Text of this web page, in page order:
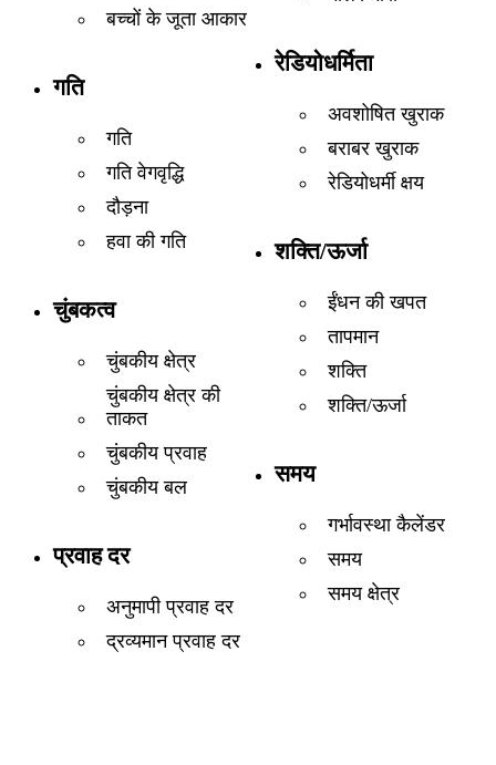
बच्चों के जूता आकार
गति
गति
गति वेगवृद्धि
दौड़ना
हवा की गति
चुंबकत्व
चुंबकीय क्षेत्र
चुंबकीय क्षेत्र की
ताकत
चुंबकीय प्रवाह
चुंबकीय बल
प्रवाह दर
अनुमापी प्रवाह दर
द्रव्यमान प्रवाह दर
रेडियोधर्मिता
अवशोषित खुराक
बराबर खुराक
रेडियोधर्मी क्षय
शक्ति/ऊर्जा
ईंधन की खपत
तापमान
शक्ति
शक्ति/ऊर्जा
समय
गर्भावस्था कैलेंडर
समय
समय क्षेत्र